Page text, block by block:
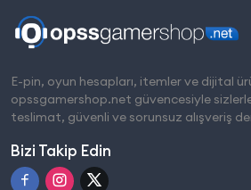
E-pin, oyun hesapları, itemler ve dijital
opssgamershop.net güvencesiyle
teslimat, güvenli ve sorunsuz alışveriş
Bizi Takip Edin